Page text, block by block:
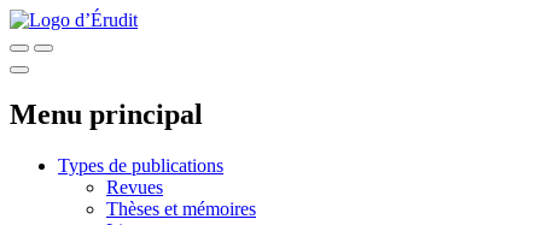
Menu principal
Types de publications
Revues
Thèses et mémoires